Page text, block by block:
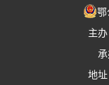
湖北城市建设职业
主
地